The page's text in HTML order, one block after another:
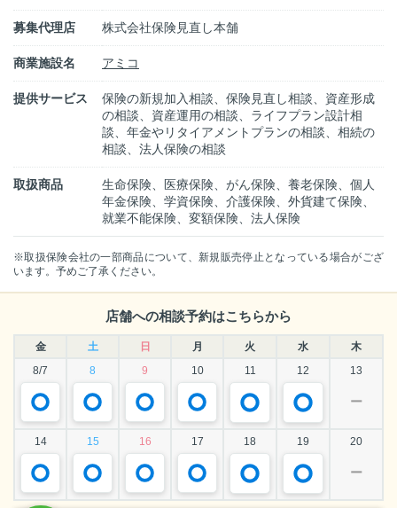
募集代理店 株式会社保険見直し本舗
商業施設名 アミコ
提供サービス
保険の新規加入相談、保険見直し相談、資産形成
の相談、資産運用の相談、ライフプラン設計相
談、年金やリタイアメントプランの相談、相続の
相談、法人保険の相談
取扱商品
生命保険、医療保険、がん保険、養老保険、個人
年金保険、学資保険、介護保険、外貨建て保険、
就業不能保険、変額保険、法人保険
※取扱保険会社の一部商品について、新規販売停止となっている場合がござ
います。予めご了承ください。
店舗への相談予約はこちらから
金 土 日 月 火 水
木
8/7
8 9 10 11 12 13
ー
14 15 16 17 18 19 20
ー